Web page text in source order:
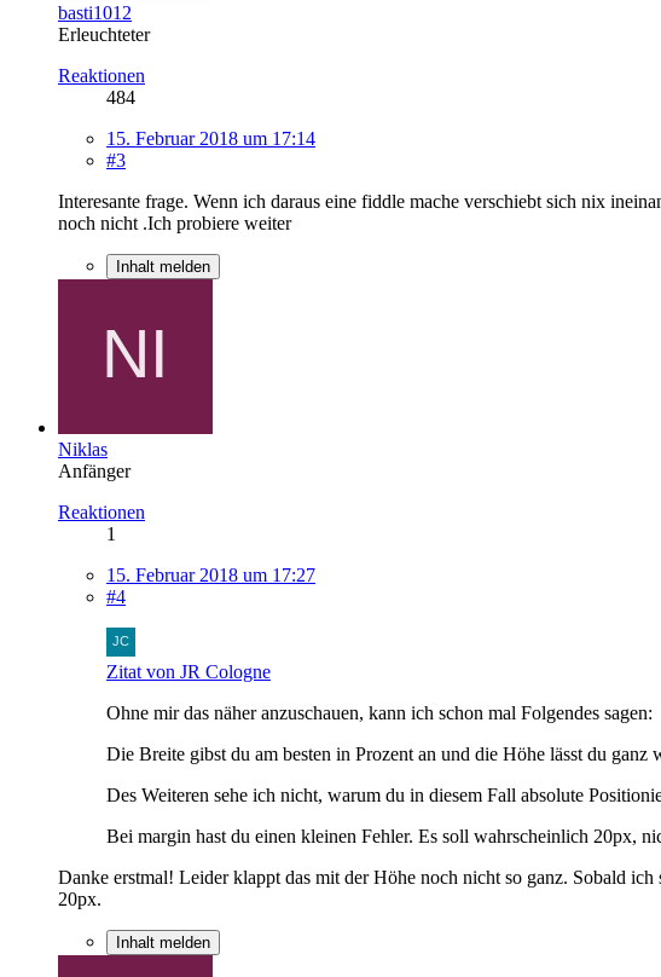
basti1012
Erleuchteter
Reaktionen
484
15. Februar 2018 um 17:14
#3
Interesante frage. Wenn ich daraus eine fiddle mache verschiebt sich nix
noch nicht .Ich probiere weiter
Inhalt melden
Niklas
Anfänger
Reaktionen
1
15. Februar 2018 um 17:27
#4
Zitat von JR Cologne
Ohne mir das näher anzuschauen, kann ich schon mal Folgendes sagen:
Die Breite gibst du am besten in Prozent an und die Höhe lässt du ganz
Des Weiteren sehe ich nicht, warum du in diesem Fall absolute
Bei margin hast du einen kleinen Fehler. Es soll wahrscheinlich 20px,
Danke erstmal! Leider klappt das mit der Höhe noch nicht so ganz. Sobald
20px.
Inhalt melden